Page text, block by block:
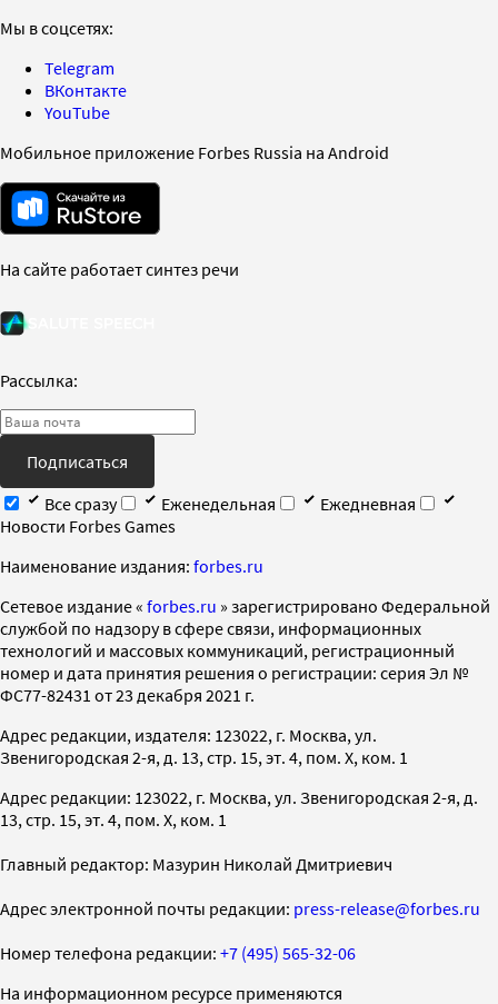
Мы в соцсетях:
Telegram
ВКонтакте
YouTube
Мобильное приложение Forbes Russia на Android
На сайте работает синтез речи
Рассылка:
Подписаться
Все сразу
Еженедельная
Ежедневная
Новости Forbes Games
Наименование издания: forbes.ru
Cетевое издание « forbes.ru » зарегистрировано Федеральной
службой по надзору в сфере связи, информационных
технологий и массовых коммуникаций, регистрационный
номер и дата принятия решения о регистрации: серия Эл №
ФС77-82431 от 23 декабря 2021 г.
Адрес редакции, издателя: 123022, г. Москва, ул.
Звенигородская 2-я, д. 13, стр. 15, эт. 4, пом. X, ком. 1
Адрес редакции: 123022, г. Москва, ул. Звенигородская 2-я, д.
13, стр. 15, эт. 4, пом. X, ком. 1
Главный редактор: Мазурин Николай Дмитриевич
Адрес электронной почты редакции: press-release@forbes.ru
Номер телефона редакции: +7 (495) 565-32-06
На информационном ресурсе применяются